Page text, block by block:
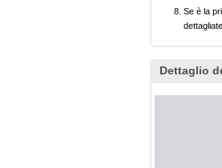
Se è la
Dettaglio